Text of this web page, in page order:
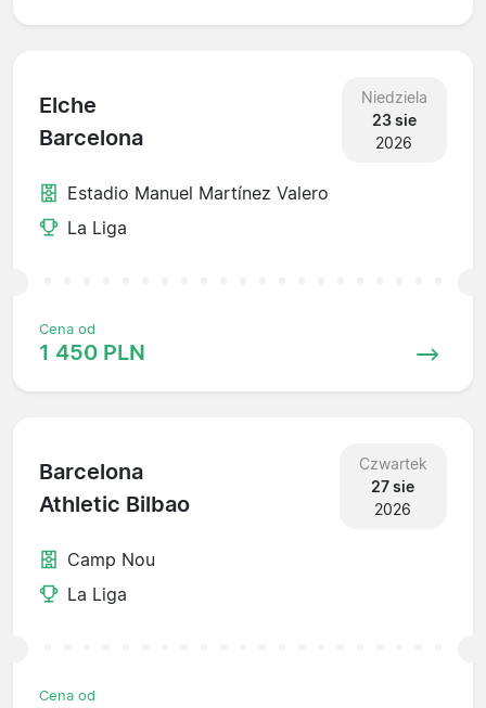
Elche
Barcelona
Niedziela
23 sie
2026
Estadio Manuel Martínez Valero
La Liga
Cena od
1 450 PLN
Barcelona
Athletic Bilbao
Czwartek
27 sie
2026
Camp Nou
La Liga
Cena od